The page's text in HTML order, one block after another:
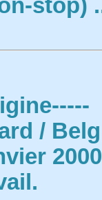
stop)
/